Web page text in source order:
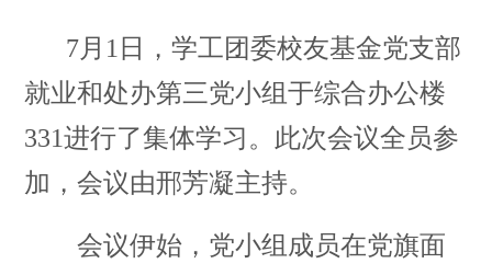
7月 1日，学工团委校友基金党支部
就业和处办第三党小组于综合办公楼
331进行了集体学习。此次会议全员参
加，会议由邢芳凝主持。
会议伊始，党小组成员在党旗面